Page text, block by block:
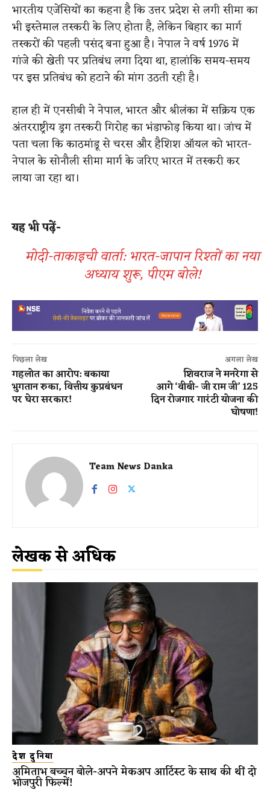
भारतीय एजेंसियों का कहना है कि उत्तर प्रदेश से लगी सीमा का
भी इस्तेमाल तस्करी के लिए होता है, लेकिन बिहार का मार्ग
तस्करों की पहली पसंद बना हुआ है। नेपाल ने वर्ष 1976 में
गांजे की खेती पर प्रतिबंध लगा दिया था, हालांकि समय-समय
पर इस प्रतिबंध को हटाने की मांग उठती रही है।
हाल ही में एनसीबी ने नेपाल, भारत और श्रीलंका में सक्रिय एक
अंतरराष्ट्रीय ड्रग तस्करी गिरोह का भंडाफोड़ किया था। जांच में
पता चला कि काठमांडू से चरस और हैशिश ऑयल को भारत-
नेपाल के सोनौली सीमा मार्ग के जरिए भारत में तस्करी कर
लाया जा रहा था।
यह भी पढ़ें-
मोदी-ताकाइची वार्ता: भारत-जापान रिश्तों का नया
अध्याय शुरू, पीएम बोले!
पिछला लेख
गहलोत का आरोप: बकाया
भुगतान रुका, वित्तीय कुप्रबंधन
पर घेरा सरकार!
अगला लेख
शिवराज ने मनरेगा से
आगे ‘वीबी- जी राम जी’ 125
दिन रोजगार गारंटी योजना की
घोषणा!
Team News Danka
लेखक से अधिक
देश दुनिया
अमिताभ बच्चन बोले-अपने मेकअप आर्टिस्ट के साथ की थीं दो
भोजपुरी फिल्में!